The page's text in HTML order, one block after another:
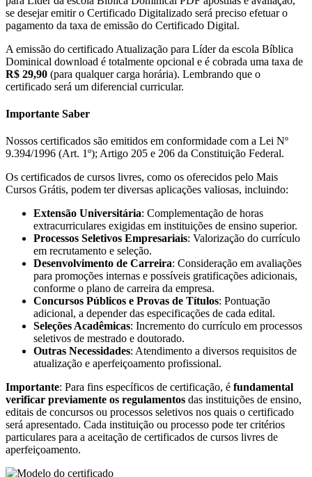
se desejar emitir o Certificado Digitalizado será preciso efetuar o
pagamento da taxa de emissão do Certificado Digital.
A emissão do certificado Atualização para Líder da escola Bíblica
Dominical download é totalmente opcional e é cobrada uma taxa de
R$ 29,90 (para qualquer carga horária). Lembrando que o
certificado será um diferencial curricular.
Importante Saber
Nossos certificados são emitidos em conformidade com a Lei Nº
9.394/1996 (Art. 1º); Artigo 205 e 206 da Constituição Federal.
Os certificados de cursos livres, como os oferecidos pelo Mais
Cursos Grátis, podem ter diversas aplicações valiosas, incluindo:
Extensão Universitária: Complementação de horas
extracurriculares exigidas em instituições de ensino superior.
Processos Seletivos Empresariais: Valorização do currículo
em recrutamento e seleção.
Desenvolvimento de Carreira: Consideração em avaliações
para promoções internas e possíveis gratificações adicionais,
conforme o plano de carreira da empresa.
Concursos Públicos e Provas de Títulos: Pontuação
adicional, a depender das especificações de cada edital.
Seleções Acadêmicas: Incremento do currículo em processos
seletivos de mestrado e doutorado.
Outras Necessidades: Atendimento a diversos requisitos de
atualização e aperfeiçoamento profissional.
Importante: Para fins específicos de certificação, é fundamental
verificar previamente os regulamentos das instituições de ensino,
editais de concursos ou processos seletivos nos quais o certificado
será apresentado. Cada instituição ou processo pode ter critérios
particulares para a aceitação de certificados de cursos livres de
aperfeiçoamento.